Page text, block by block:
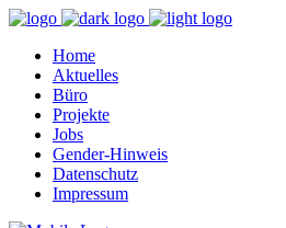
Home
Aktuelles
Büro
Projekte
Jobs
Gender-Hinweis
Datenschutz
Impressum